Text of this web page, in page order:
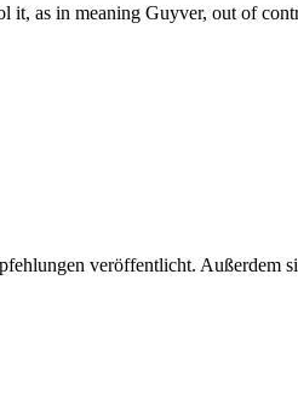
it, as in meaning Guyver, out of
veröffentlicht. Außerdem